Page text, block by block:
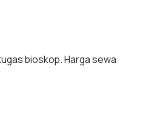
bioskop. Harga sewa